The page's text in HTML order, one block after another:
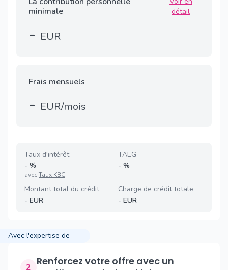
minimale
détail
- EUR
Frais mensuels
- EUR/mois
Taux d'intérêt
- %
avecTaux KBC
TAEG
- %
Montant total du crédit
- EUR
Charge de crédit totale
- EUR
Avec l'expertise de
2 Renforcez votre offre avec un